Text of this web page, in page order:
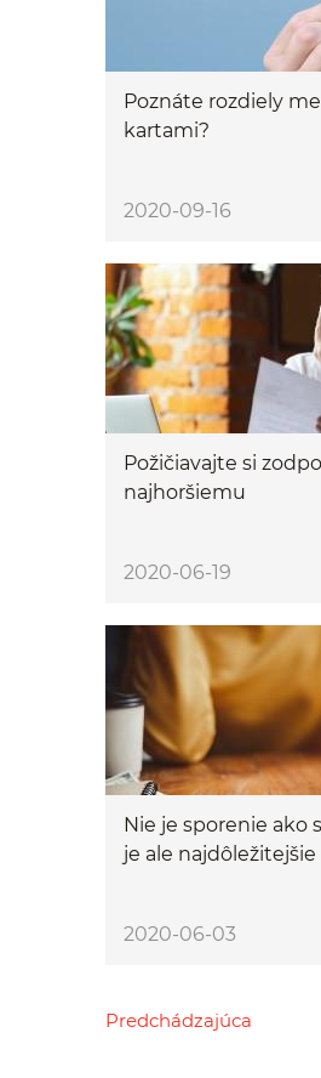
Poznáte rozdiely
kartami?
2020-09-16
Požičiavajte si
najhoršiemu
2020-06-19
Nie je sporenie ako
je ale najdôležitejšie
2020-06-03
Predchádzajúca
Przejdź do poprzedniej strony